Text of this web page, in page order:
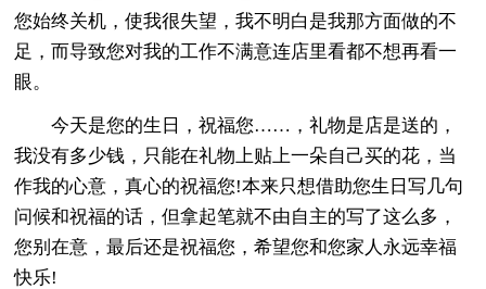
您始终关机，使我很失望，我不明白是我那方面做的不
足，而导致您对我的工作不满意连店里看都不想再看一
眼。
今天是您的生日，祝福您……，礼物是店是送的，
我没有多少钱，只能在礼物上贴上一朵自己买的花，当
作我的心意，真心的祝福您!本来只想借助您生日写几句
问候和祝福的话，但拿起笔就不由自主的写了这么多，
您别在意，最后还是祝福您，希望您和您家人永远幸福
快乐!